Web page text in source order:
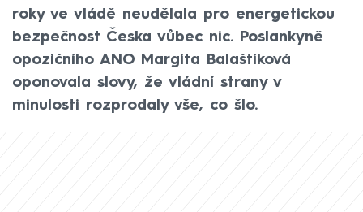
roky ve vládě neudělala pro energetickou
bezpečnost Česka vůbec nic. Poslankyně
opozičního ANO Margita Balaštíková
oponovala slovy, že vládní strany v
minulosti rozprodaly vše, co šlo.